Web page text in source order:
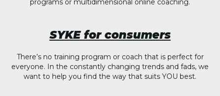
programs or multidimensional online coaching.
SYKE for consumers
There’s no training program or coach that is perfect for
everyone. In the constantly changing trends and fads, we
want to help you find the way that suits YOU best.